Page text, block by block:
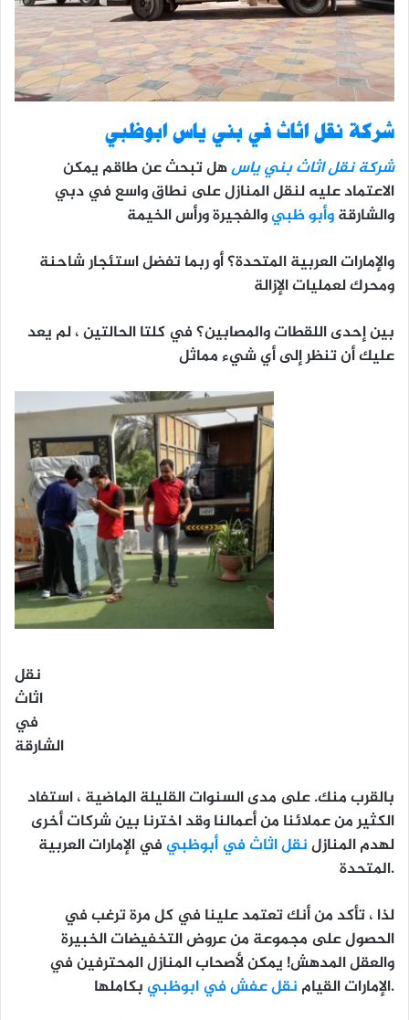
شركة نقل اثاث في بني ياس ابوظبي
شركة نقل اثاث بني ياسهل تبحث عن طاقم يمكن
الاعتماد عليه لنقل المنازل على نطاق واسع في دبي
والشارقةوأبو ظبيوالفجيرة ورأس الخيمة
والإمارات العربية المتحدة؟ أو ربما تفضل استئجار شاحنة
ومحرك لعمليات الإزالة
بين إحدى اللقطات والمصابين؟ في كلتا الحالتين ، لم يعد
عليك أن تنظر إلى أي شيء مماثل
نقل
اثاث
في
الشارقة
بالقرب منك. على مدى السنوات القليلة الماضية ، استفاد
الكثير من عملائنا من أعمالنا وقد اخترنا بين شركات أخرى
لهدم المنازلنقل اثاث في أبوظبيفي الإمارات العربية
المتحدة.
لذا ، تأكد من أنك تعتمد علينا في كل مرة ترغب في
الحصول على مجموعة من عروض التخفيضات الخبيرة
والعقل المدهش! يمكن لأصحاب المنازل المحترفين في
الإمارات القيام نقل عفش في ابوظبي
بكاملها.